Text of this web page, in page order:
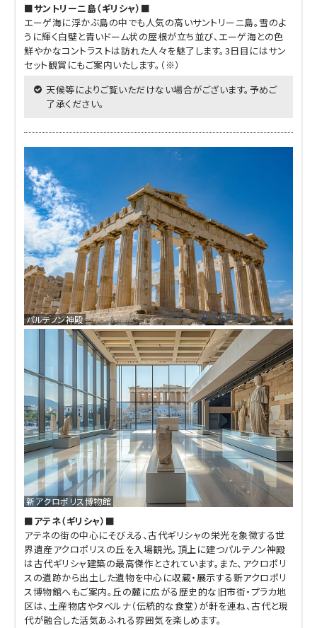
■サントリーニ島（ギリシャ）■
エーゲ海に浮かぶ島の中でも人気の高いサントリーニ島。雪のよ
うに輝く白壁と青いドーム状の屋根が立ち並び、エーゲ海との色
鮮やかなコントラストは訪れた人々を魅了します。3日目にはサン
セット観賞にもご案内いたします。（※）
天候等によりご覧いただけない場合がございます。予めご
了承ください。
パルテノン神殿
新アクロポリス博物館
■アテネ（ギリシャ）■
アテネの街の中心にそびえる、古代ギリシャの栄光を象徴する世
界遺産アクロポリスの丘を入場観光。頂上に建つパルテノン神殿
は古代ギリシャ建築の最高傑作とされています。また、アクロポリ
スの遺跡から出土した遺物を中心に収蔵・展示する新アクロポリ
ス博物館へもご案内。丘の麓に広がる歴史的な旧市街・プラカ地
区は、土産物店やタベルナ（伝統的な食堂）が軒を連ね、古代と現
代が融合した活気あふれる雰囲気を楽しめます。